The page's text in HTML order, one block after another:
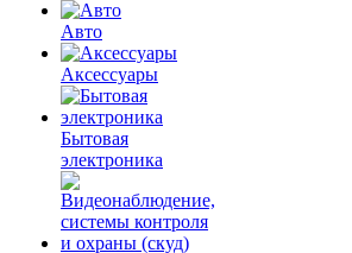
Авто
Аксессуары
Бытовая
электроника